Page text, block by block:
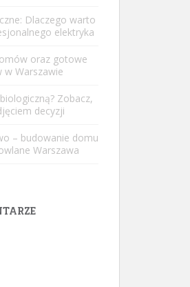
Dlaczego warto
elektryka
oraz gotowe
w Warszawie
Zobacz,
decyzji
– budowanie domu
Warszawa